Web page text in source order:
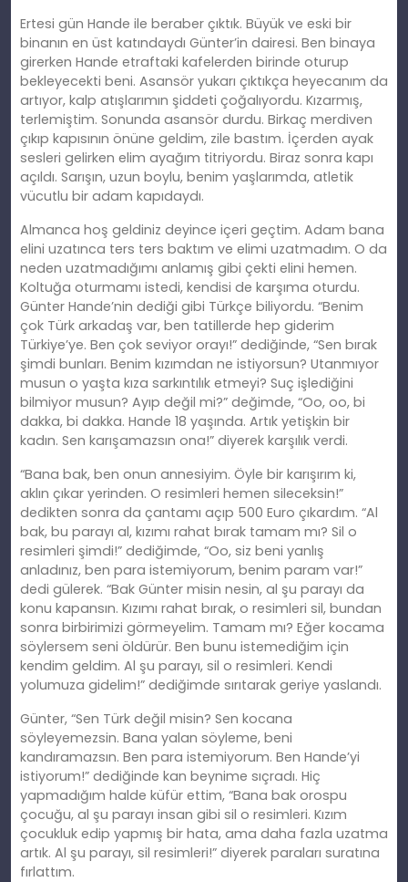
Ertesi gün Hande ile beraber çıktık. Büyük ve eski bir
binanın en üst katındaydı Günter’in dairesi. Ben binaya
girerken Hande etraftaki kafelerden birinde oturup
bekleyecekti beni. Asansör yukarı çıktıkça heyecanım da
artıyor, kalp atışlarımın şiddeti çoğalıyordu. Kızarmış,
terlemiştim. Sonunda asansör durdu. Birkaç merdiven
çıkıp kapısının önüne geldim, zile bastım. İçerden ayak
sesleri gelirken elim ayağım titriyordu. Biraz sonra kapı
açıldı. Sarışın, uzun boylu, benim yaşlarımda, atletik
vücutlu bir adam kapıdaydı.
Almanca hoş geldiniz deyince içeri geçtim. Adam bana
elini uzatınca ters ters baktım ve elimi uzatmadım. O da
neden uzatmadığımı anlamış gibi çekti elini hemen.
Koltuğa oturmamı istedi, kendisi de karşıma oturdu.
Günter Hande’nin dediği gibi Türkçe biliyordu. “Benim
çok Türk arkadaş var, ben tatillerde hep giderim
Türkiye’ye. Ben çok seviyor orayı!” dediğinde, “Sen bırak
şimdi bunları. Benim kızımdan ne istiyorsun? Utanmıyor
musun o yaşta kıza sarkıntılık etmeyi? Suç işlediğini
bilmiyor musun? Ayıp değil mi?” değimde, “Oo, oo, bi
dakka, bi dakka. Hande 18 yaşında. Artık yetişkin bir
kadın. Sen karışamazsın ona!” diyerek karşılık verdi.
“Bana bak, ben onun annesiyim. Öyle bir karışırım ki,
aklın çıkar yerinden. O resimleri hemen sileceksin!”
dedikten sonra da çantamı açıp 500 Euro çıkardım. “Al
bak, bu parayı al, kızımı rahat bırak tamam mı? Sil o
resimleri şimdi!” dediğimde, “Oo, siz beni yanlış
anladınız, ben para istemiyorum, benim param var!”
dedi gülerek. “Bak Günter misin nesin, al şu parayı da
konu kapansın. Kızımı rahat bırak, o resimleri sil, bundan
sonra birbirimizi görmeyelim. Tamam mı? Eğer kocama
söylersem seni öldürür. Ben bunu istemediğim için
kendim geldim. Al şu parayı, sil o resimleri. Kendi
yolumuza gidelim!” dediğimde sırıtarak geriye yaslandı.
Günter, “Sen Türk değil misin? Sen kocana
söyleyemezsin. Bana yalan söyleme, beni
kandıramazsın. Ben para istemiyorum. Ben Hande’yi
istiyorum!” dediğinde kan beynime sıçradı. Hiç
yapmadığım halde küfür ettim, “Bana bak orospu
çocuğu, al şu parayı insan gibi sil o resimleri. Kızım
çocukluk edip yapmış bir hata, ama daha fazla uzatma
artık. Al şu parayı, sil resimleri!” diyerek paraları suratına
fırlattım.